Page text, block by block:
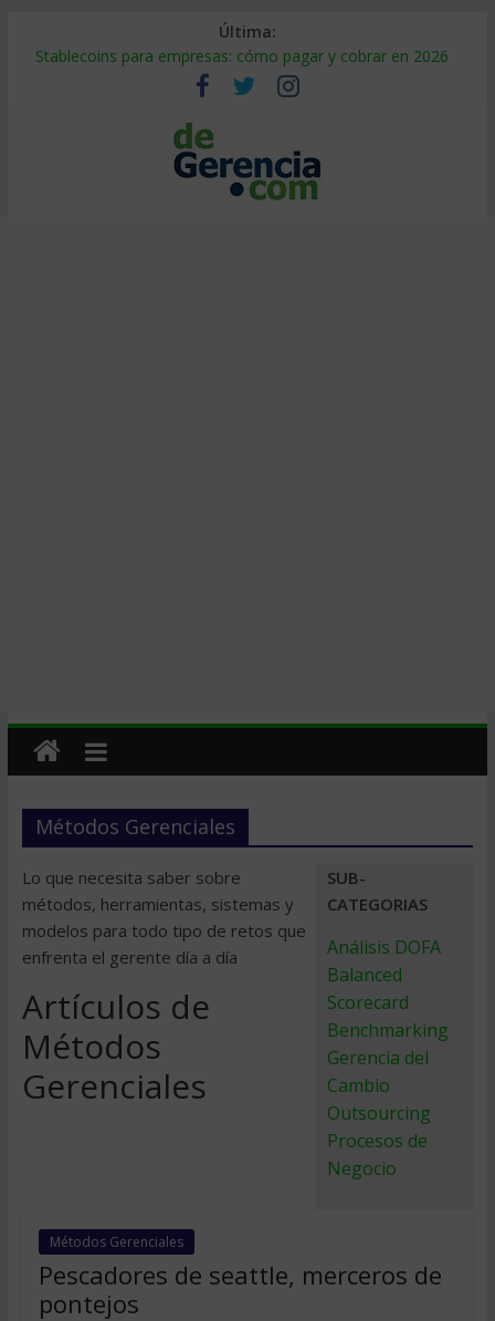
Última:
Stablecoins para empresas: cómo pagar y cobrar en 2026
Despido silencioso: qué es y por qué sale tan caro
IA en selección de personal: cómo auditarla a tiempo
Trabajo forzoso en la cadena de suministro: qué hacer
Mercado hispano de EE. UU.: cómo segmentarlo y venderle
Métodos Gerenciales
SUB-
CATEGORIAS
Análisis DOFA
Balanced
Scorecard
Benchmarking
Gerencia del
Cambio
Outsourcing
Procesos de
Negocio
Lo que necesita saber sobre
métodos, herramientas, sistemas y
modelos para todo tipo de retos que
enfrenta el gerente día a día
Artículos de
Métodos
Gerenciales
Métodos Gerenciales
Pescadores de seattle, merceros de
pontejos